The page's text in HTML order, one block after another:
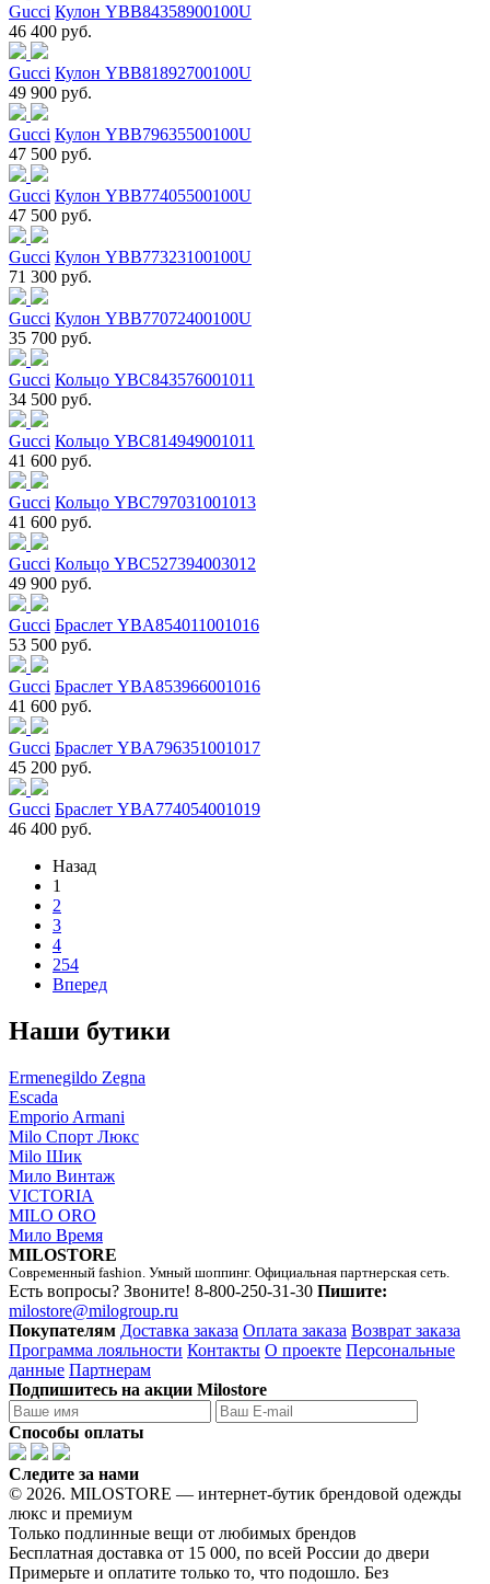
Gucci Кулон YBB84358900100U
46 400 руб.
Gucci Кулон YBB81892700100U
49 900 руб.
Gucci Кулон YBB79635500100U
47 500 руб.
Gucci Кулон YBB77405500100U
47 500 руб.
Gucci Кулон YBB77323100100U
71 300 руб.
Gucci Кулон YBB77072400100U
35 700 руб.
Gucci Кольцо YBC843576001011
34 500 руб.
Gucci Кольцо YBC814949001011
41 600 руб.
Gucci Кольцо YBC797031001013
41 600 руб.
Gucci Кольцо YBC527394003012
49 900 руб.
Gucci Браслет YBA854011001016
53 500 руб.
Gucci Браслет YBA853966001016
41 600 руб.
Gucci Браслет YBA796351001017
45 200 руб.
Gucci Браслет YBA774054001019
46 400 руб.
Назад
1
2
3
4
254
Вперед
Наши бутики
Ermenegildo Zegna
Escada
Emporio Armani
Milo Спорт Люкс
Milo Шик
Мило Винтаж
VICTORIA
MILO ORO
Мило Время
MILOSTORE
Современный fashion. Умный шоппинг. Официальная партнерская сеть.
Есть вопросы? Звоните! 8-800-250-31-30 Пишите:
milostore@milogroup.ru
Покупателям Доставка заказа Оплата заказа Возврат заказа
Программа лояльности Контакты О проекте Персональные
данные Партнерам
Подпишитесь на акции Milostore
Способы оплаты
Следите за нами
© 2026. MILOSTORE — интернет-бутик брендовой одежды
люкс и премиум
Только подлинные вещи от любимых брендов
Бесплатная доставка от 15 000, по всей России до двери
Примерьте и оплатите только то, что подошло. Без